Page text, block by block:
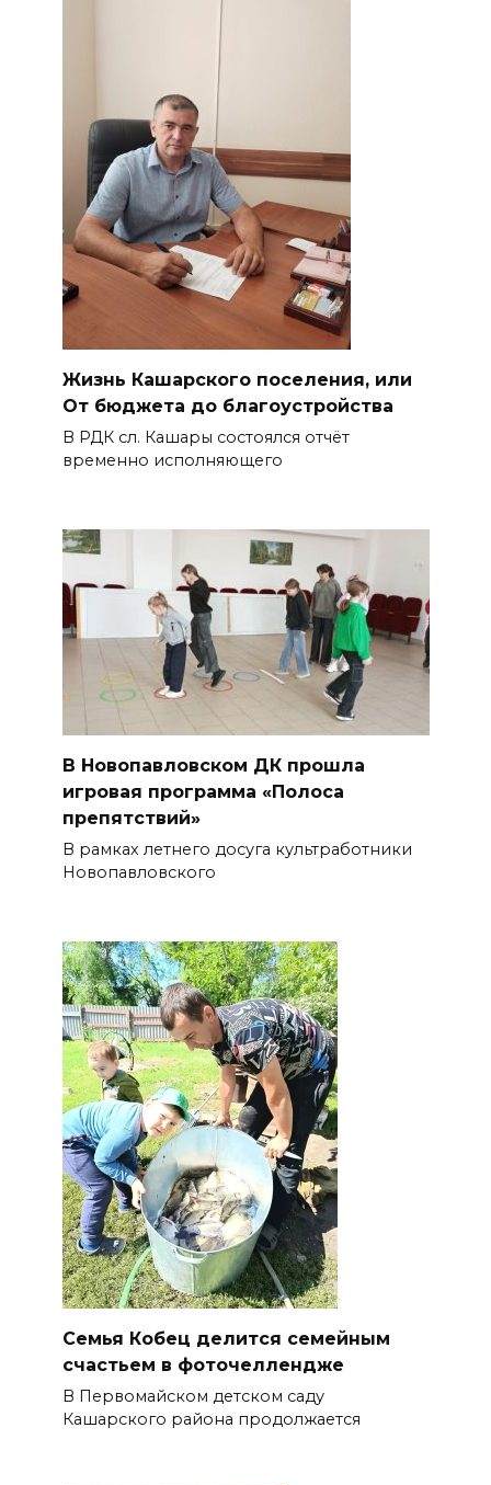
Жизнь Кашарского поселения, или
От бюджета до благоустройства
В РДК сл. Кашары состоялся отчёт
временно исполняющего
В Новопавловском ДК прошла
игровая программа «Полоса
препятствий»
В рамках летнего досуга культработники
Новопавловского
Семья Кобец делится семейным
счастьем в фоточеллендже
В Первомайском детском саду
Кашарского района продолжается